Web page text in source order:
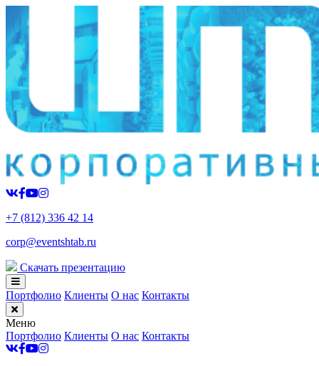
+7 (812) 336 42 14
corp@eventshtab.ru
Скачать презентацию
Портфолио Клиенты О нас Контакты
Меню
Портфолио Клиенты О нас Контакты